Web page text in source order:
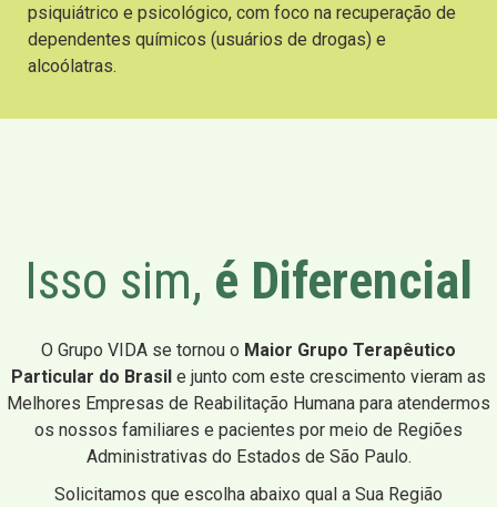
psiquiátrico e psicológico, com foco na recuperação de
dependentes químicos (usuários de drogas) e
alcoólatras.
Isso sim, é Diferencial
O Grupo VIDA se tornou o Maior Grupo Terapêutico
Particular do Brasil e junto com este crescimento vieram as
Melhores Empresas de Reabilitação Humana para atendermos
os nossos familiares e pacientes por meio de Regiões
Administrativas do Estados de São Paulo.
Solicitamos que escolha abaixo qual a Sua Região